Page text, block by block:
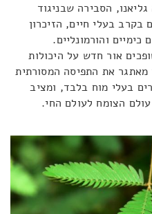
הסבירה שבניגוד
בעלי חיים, הזיכרון
והורמונליים.
אור חדש על היכולות
מאתגר את התפיסה המסורתית
בעלי מוח בלבד, ומציב
הצומח לעולם החי.